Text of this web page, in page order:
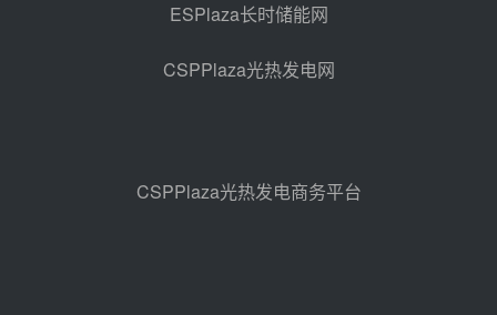
昊森机电中标新疆华电天山北麓基
地100MW光热发电工程EPC总承
包项目熔盐介质超声波流量计采购
前天 08-05 17:09
前天 08-05 14:48
ESPlaza长时储能网
CSPPlaza光热发电网
CSPPlaza光热发电商务平台